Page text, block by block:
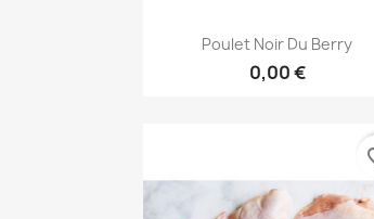
Aperçu rapide
Poulet Noir Du Berry
0,00 €